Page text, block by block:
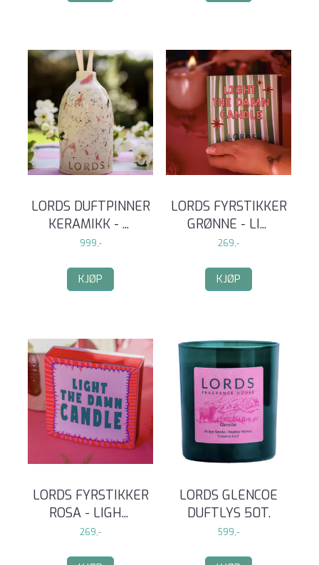
LORDS DUFTPINNER
KERAMIKK - ...
999,-
KJØP
LORDS FYRSTIKKER
GRØNNE - LI...
269,-
KJØP
LORDS FYRSTIKKER
ROSA - LIGH...
269,-
LORDS GLENCOE
DUFTLYS 50T.
599,-